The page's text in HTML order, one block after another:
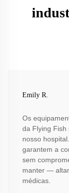
Emily R.
Os
da Flying Fish
nosso
garantem a
sem
manter —
médicas.